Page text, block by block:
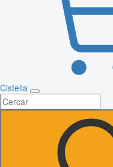
Cistella